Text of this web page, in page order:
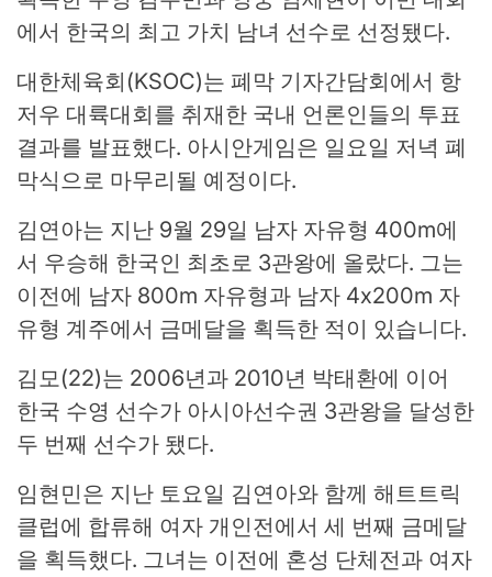
에서 한국의 최고 가치 남녀 선수로 선정됐다.
대한체육회(KSOC)는 폐막 기자간담회에서 항
저우 대륙대회를 취재한 국내 언론인들의 투표
결과를 발표했다. 아시안게임은 일요일 저녁 폐
막식으로 마무리될 예정이다.
김연아는 지난 9월 29일 남자 자유형 400m에
서 우승해 한국인 최초로 3관왕에 올랐다. 그는
이전에 남자 800m 자유형과 남자 4x200m 자
유형 계주에서 금메달을 획득한 적이 있습니다.
김모(22)는 2006년과 2010년 박태환에 이어
한국 수영 선수가 아시아선수권 3관왕을 달성한
두 번째 선수가 됐다.
임현민은 지난 토요일 김연아와 함께 해트트릭
클럽에 합류해 여자 개인전에서 세 번째 금메달
을 획득했다. 그녀는 이전에 혼성 단체전과 여자